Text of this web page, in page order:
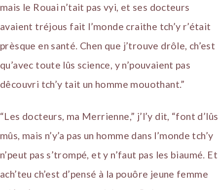
mais le Rouai n’tait pas vyi, et ses docteurs
avaient tréjous fait l’monde craithe tch’y r’était
prèsque en santé. Chen que j’trouve drôle, ch’est
qu’avec toute lûs science, y n’pouvaient pas
dêcouvri tch’y tait un homme mouothant.”
“Les docteurs, ma Merrienne,” j’l’y dit, “font d’lûs
mûs, mais n’y’a pas un homme dans l’monde tch’y
n’peut pas s’trompé, et y n’faut pas les biaumé. Et
ach’teu ch’est d’pensé à la pouôre jeune femme